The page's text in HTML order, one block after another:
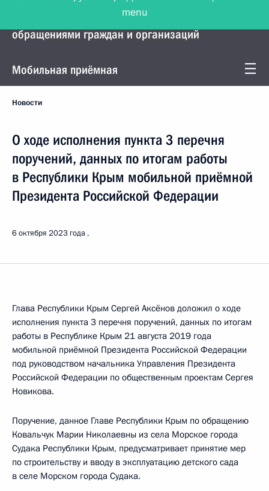
Управление Президента по работе с
обращениями граждан и организаций
Мобильная приёмная
Новости
О ходе исполнения пункта 3 перечня
поручений, данных по итогам работы
в Республики Крым мобильной приёмной
Президента Российской Федерации
6 октября 2023 года
Глава Республики Крым Сергей Аксёнов доложил о ходе
исполнения пункта 3 перечня поручений, данных по итогам
работы в Республике Крым 21 августа 2019 года
мобильной приёмной Президента Российской Федерации
под руководством начальника Управления Президента
Российской Федерации по общественным проектам Сергея
Новикова.
Поручение, данное Главе Республики Крым по обращению
Ковальчук Марии Николаевны из села Морское города
Судака Республики Крым, предусматривает принятие мер
по строительству и вводу в эксплуатацию детского сада
в селе Морском города Судака.
menu